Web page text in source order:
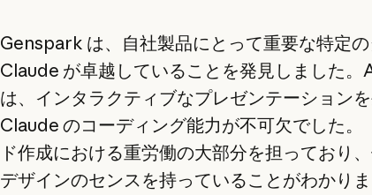
Genspark は、自社製品にとって重要な特定
Claude が卓越していることを発見しました。
は、インタラクティブなプレゼンテーション
Claude のコーディング能力が不可欠でした。
ド作成における重労働の大部分を担っており
デザインのセンスを持っていることがわかり